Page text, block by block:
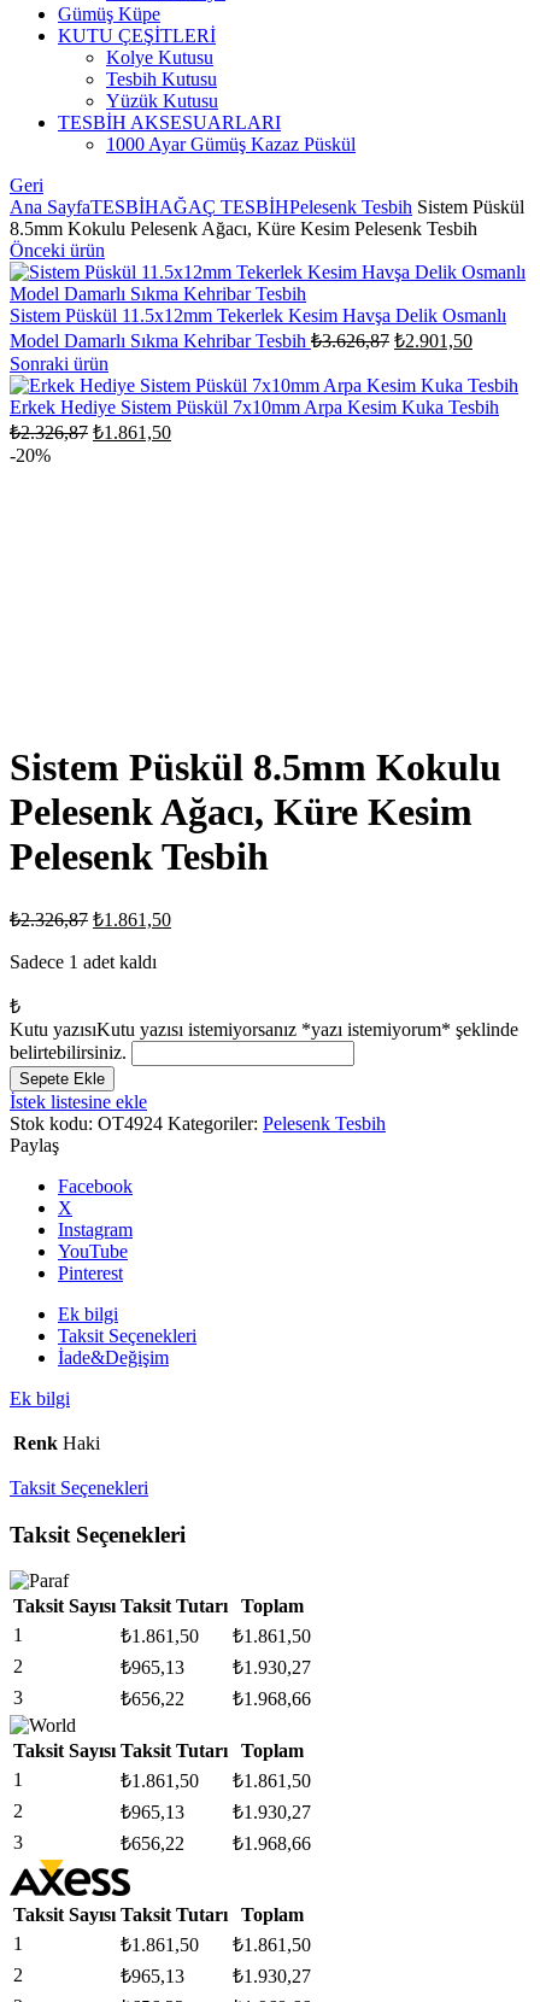
Gümüş Küpe
KUTU ÇEŞİTLERİ
Kolye Kutusu
Tesbih Kutusu
Yüzük Kutusu
TESBİH AKSESUARLARI
1000 Ayar Gümüş Kazaz Püskül
Geri
Ana SayfaTESBİHAĞAÇ TESBİHPelesenk Tesbih Sistem Püskül
8.5mm Kokulu Pelesenk Ağacı, Küre Kesim Pelesenk Tesbih
Önceki ürün
Sistem Püskül 11.5x12mm Tekerlek Kesim Havşa Delik Osmanlı
Model Damarlı Sıkma Kehribar Tesbih ₺3.626,87 Orijinal
₺3.626,87.
₺2.901,50Şu
fiyat:
Sonraki ürün
Erkek Hediye Sistem Püskül 7x10mm Arpa Kesim Kuka Tesbih
₺2.326,87 Orijinal
₺1.861,50Şu
-20%
Sistem Püskül 8.5mm Kokulu
Pelesenk Ağacı, Küre Kesim
Pelesenk Tesbih
₺2.326,87 Orijinal
₺2.326,87.
₺1.861,50Şu
Sadece 1 adet kaldı
₺
Kutu yazısıKutu yazısı istemiyorsanız *yazı istemiyorum* şeklinde
belirtebilirsiniz.
Sistem
Püskül
8.5mm
Kokulu
Pelesenk
Ağacı,
Küre
Kesim
Pelesenk
Tesbih
Sepete Ekle
İstek listesine ekle
Stok kodu: OT4924 Kategoriler: Pelesenk Tesbih
Paylaş
Facebook
X
Instagram
YouTube
Pinterest
Ek bilgi
Taksit Seçenekleri
İade&Değişim
Ek bilgi
Renk Haki
Taksit Seçenekleri
Taksit Seçenekleri
Taksit Sayısı Taksit Tutarı
Toplam
1
₺1.861,50 ₺1.861,50
2
₺965,13 ₺1.930,27
3
₺656,22 ₺1.968,66
Taksit Sayısı Taksit Tutarı
Toplam
1
₺1.861,50 ₺1.861,50
2
₺965,13 ₺1.930,27
3
₺656,22 ₺1.968,66
Taksit Sayısı Taksit Tutarı
Toplam
1
₺1.861,50 ₺1.861,50
2
₺965,13 ₺1.930,27